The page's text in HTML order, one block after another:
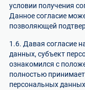
условии получения
Данное согласие
позволяющей
1.6. Давая согласие
данных, субъект
ознакомился с
полностью
персональных